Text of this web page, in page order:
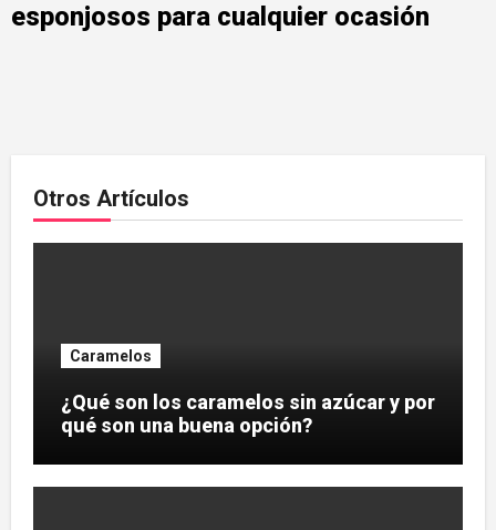
esponjosos para cualquier ocasión
Otros Artículos
Caramelos
¿Qué son los caramelos sin azúcar y por
qué son una buena opción?